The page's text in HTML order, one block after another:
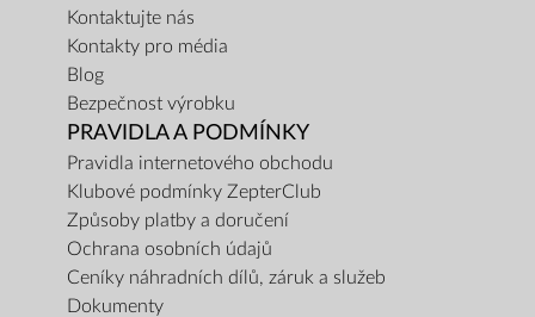
Kontaktujte nás
Kontakty pro média
Blog
Bezpečnost výrobku
PRAVIDLA A PODMÍNKY
Pravidla internetového obchodu
Klubové podmínky ZepterClub
Způsoby platby a doručení
Ochrana osobních údajů
Ceníky náhradních dílů, záruk a služeb
Dokumenty